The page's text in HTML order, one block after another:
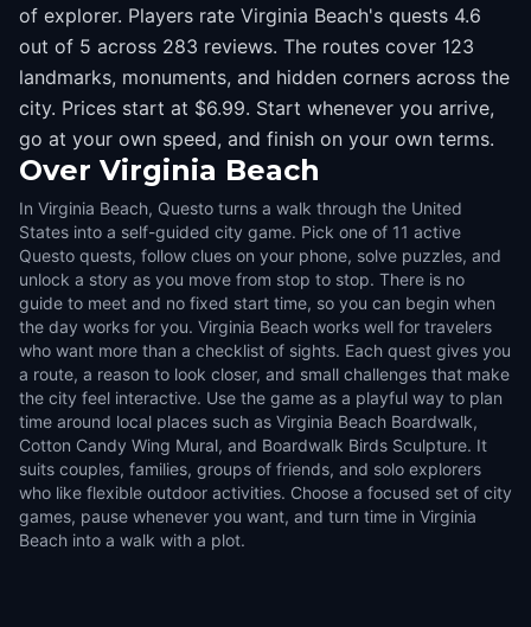
of explorer. Players rate Virginia Beach's quests 4.6
out of 5 across 283 reviews. The routes cover 123
landmarks, monuments, and hidden corners across the
city. Prices start at $6.99. Start whenever you arrive,
go at your own speed, and finish on your own terms.
Over Virginia Beach
In Virginia Beach, Questo turns a walk through the United
States into a self-guided city game. Pick one of 11 active
Questo quests, follow clues on your phone, solve puzzles, and
unlock a story as you move from stop to stop. There is no
guide to meet and no fixed start time, so you can begin when
the day works for you. Virginia Beach works well for travelers
who want more than a checklist of sights. Each quest gives you
a route, a reason to look closer, and small challenges that make
the city feel interactive. Use the game as a playful way to plan
time around local places such as Virginia Beach Boardwalk,
Cotton Candy Wing Mural, and Boardwalk Birds Sculpture. It
suits couples, families, groups of friends, and solo explorers
who like flexible outdoor activities. Choose a focused set of city
games, pause whenever you want, and turn time in Virginia
Beach into a walk with a plot.